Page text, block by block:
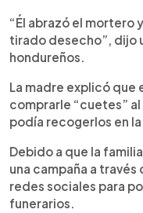
“Él abrazó el mortero
tirado desecho”, dijo
hondureños.
La madre explicó que
comprarle “cuetes”
podía recogerlos en
Debido a que la
una campaña a
redes sociales para
funerarios.